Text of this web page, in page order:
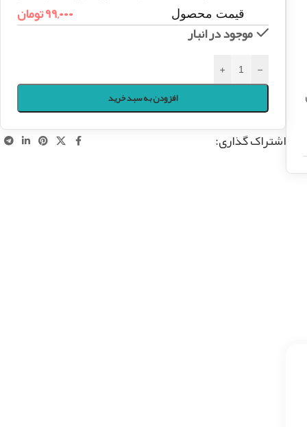
قیمت محصول
۹۹,۰۰۰تومان
موجود در انبار
-
+
افزودن به سبد خرید
اشتراک گذاری: